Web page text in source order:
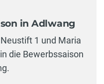
in Adlwang
1 und Maria
die Bewerbssaison